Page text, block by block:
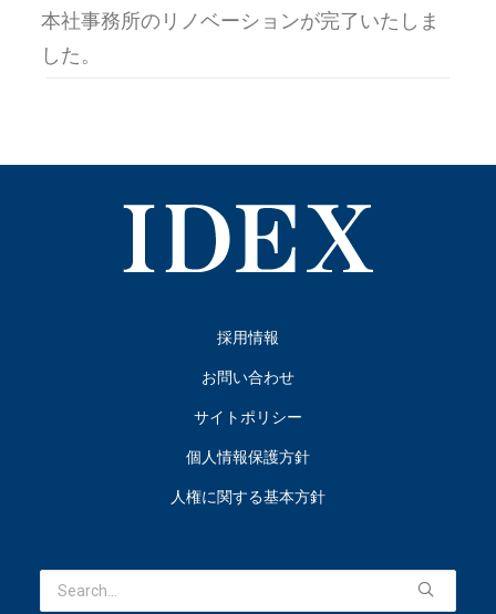
本社事務所のリノベーションが完了いたしま
した。
採用情報
お問い合わせ
サイトポリシー
個人情報保護方針
人権に関する基本方針